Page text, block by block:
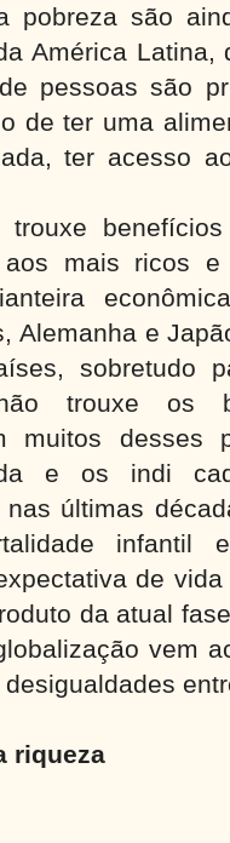
pobreza são
América
pessoas são
de ter uma
ter acesso
trouxe
aos mais ricos
Alemanha e
sobretudo
trouxe os
muitos desses
e os indi
nas últimas
infantil
de
da atual
vem
riqueza